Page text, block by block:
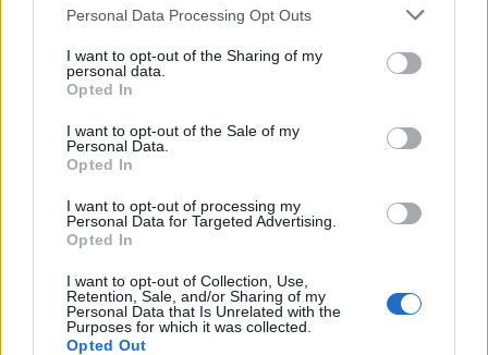
Please note that this website/app uses one or more Google
not limited to your visit or usage behaviour. You may click to
grant or deny consent to Google and its third-party tags to
use your data for below specified purposes in below Google
consent section.
Personal Data Processing Opt Outs
I want to opt-out of the Sharing of my
personal data.
Opted In
I want to opt-out of the Sale of my
Personal Data.
Opted In
I want to opt-out of processing my
Personal Data for Targeted Advertising.
Opted In
I want to opt-out of Collection, Use,
Retention, Sale, and/or Sharing of my
Personal Data that Is Unrelated with the
Purposes for which it was collected.
Opted Out
másodfokúra csökken a riasztás
Országos hírek
Egyetem